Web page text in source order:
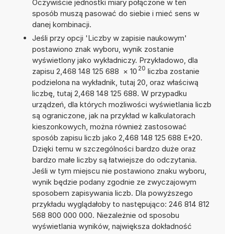
Oczywiście jednostki miary połączone w ten
sposób muszą pasować do siebie i mieć sens w
danej kombinacji.
Jeśli przy opcji 'Liczby w zapisie naukowym'
postawiono znak wyboru, wynik zostanie
wyświetlony jako wykładniczy. Przykładowo, dla
zapisu 2,468 148 125 688 × 10 20 liczba zostanie
podzielona na wykładnik, tutaj 20, oraz właściwą
liczbę, tutaj 2,468 148 125 688. W przypadku
urządzeń, dla których możliwości wyświetlania liczb
są ograniczone, jak na przykład w kalkulatorach
kieszonkowych, można również zastosować
sposób zapisu liczb jako 2,468 148 125 688 E+20.
Dzięki temu w szczególności bardzo duże oraz
bardzo małe liczby są łatwiejsze do odczytania.
Jeśli w tym miejscu nie postawiono znaku wyboru,
wynik będzie podany zgodnie ze zwyczajowym
sposobem zapisywania liczb. Dla powyższego
przykładu wyglądałoby to następująco: 246 814 812
568 800 000 000. Niezależnie od sposobu
wyświetlania wyników, największa dokładność